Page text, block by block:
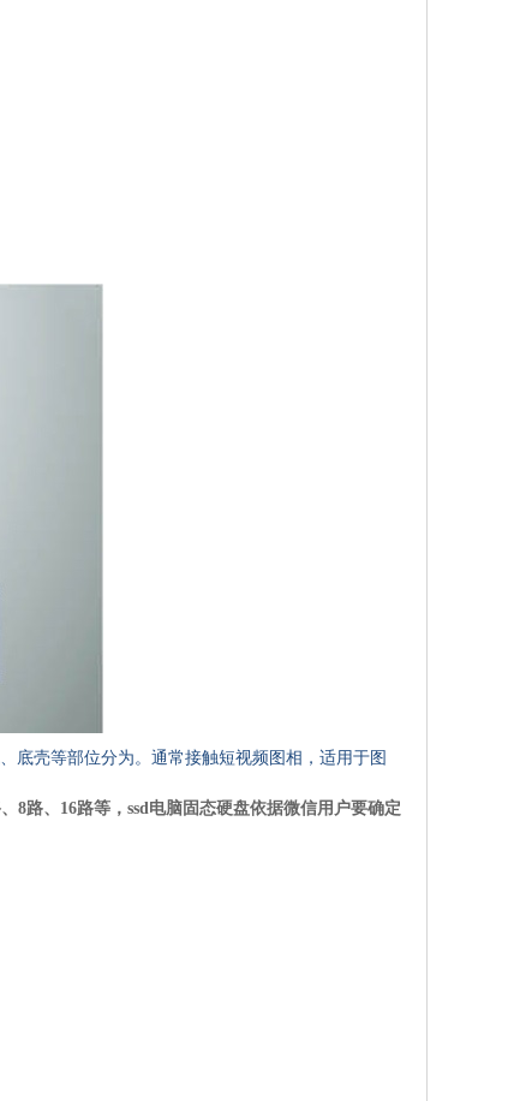
底壳等部位分为。通常接触短视频图相，适用于图
8路、16路等，ssd电脑固态硬盘依据微信用户要确定